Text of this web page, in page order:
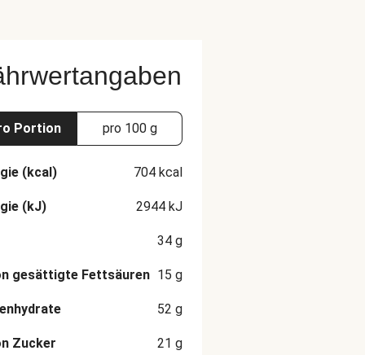
Portion pro 100 g
(kcal) 704 kcal
(kJ) 2944 kJ
34 g
gesättigte Fettsäuren 15 g
52 g
Zucker 21 g